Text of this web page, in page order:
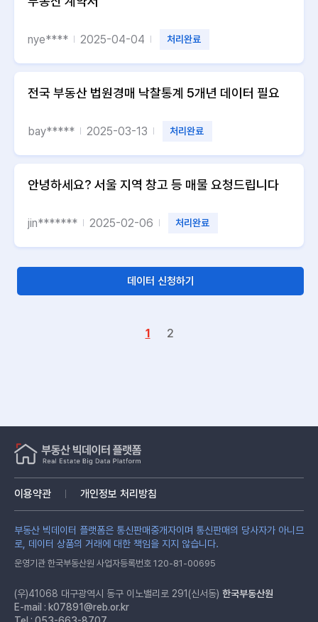
nye**** 2025-04-04 처리완료
전국 부동산 법원경매 낙찰통계 5개년 데이터 필요
bay***** 2025-03-13 처리완료
안녕하세요? 서울 지역 창고 등 매물 요청드립니다
jin******* 2025-02-06 처리완료
데이터 신청하기
1 2
이용약관 개인정보 처리방침
부동산 빅데이터 플랫폼은 통신판매중개자이며 통신판매의 당사자가 아니므
로, 데이터 상품의 거래에 대한 책임을 지지 않습니다.
운영기관 한국부동산원 사업자등록번호 120-81-00695
(우)41068 대구광역시 동구 이노밸리로 291(신서동) 한국부동산원
E-mail : k07891@reb.or.kr